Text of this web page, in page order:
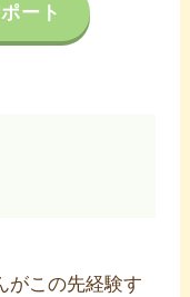
ート
がこの先経験す